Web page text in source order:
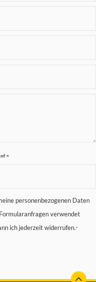
=
personenbezogenen Daten
verwendet
ich jederzeit widerrufen.*